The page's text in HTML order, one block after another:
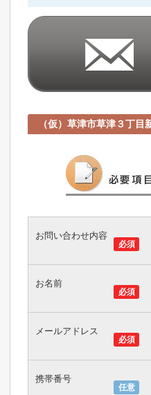
（仮）草津市草津３丁
必須
お問い合わせ内容
必須
お名前
必須
メールアドレス
任意
携帯番号